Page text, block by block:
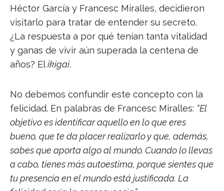
Héctor García y Francesc Miralles, decidieron
visitarlo para tratar de entender su secreto.
¿La respuesta a por qué tenían tanta vitalidad
y ganas de vivir aún superada la centena de
años? Elikigai.
No debemos confundir este concepto con la
felicidad. En palabras de Francesc Miralles: “El
objetivo es identificar aquello en lo que eres
bueno, que te da placer realizarlo y que, además,
sabes que aporta algo al mundo. Cuando lo llevas
a cabo, tienes más autoestima, porque sientes que
tu presencia en el mundo está justificada. La